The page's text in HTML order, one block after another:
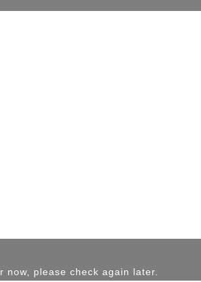
now, please check again later.